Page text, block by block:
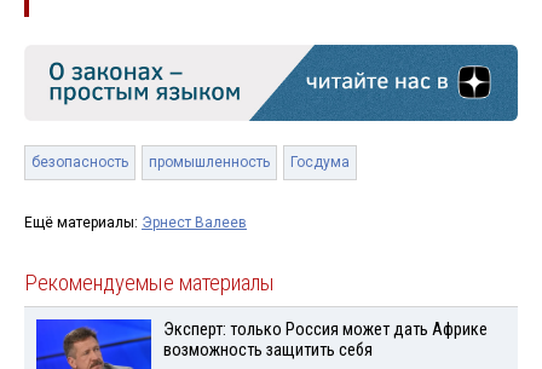
безопасность промышленность Госдума
Ещё материалы: Эрнест Валеев
Рекомендуемые материалы
Эксперт: только Россия может дать Африке
возможность защитить себя